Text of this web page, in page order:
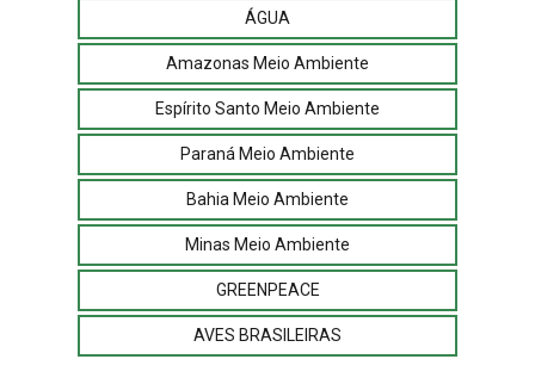
ÁGUA
Amazonas Meio Ambiente
Espírito Santo Meio Ambiente
Paraná Meio Ambiente
Bahia Meio Ambiente
Minas Meio Ambiente
GREENPEACE
AVES BRASILEIRAS